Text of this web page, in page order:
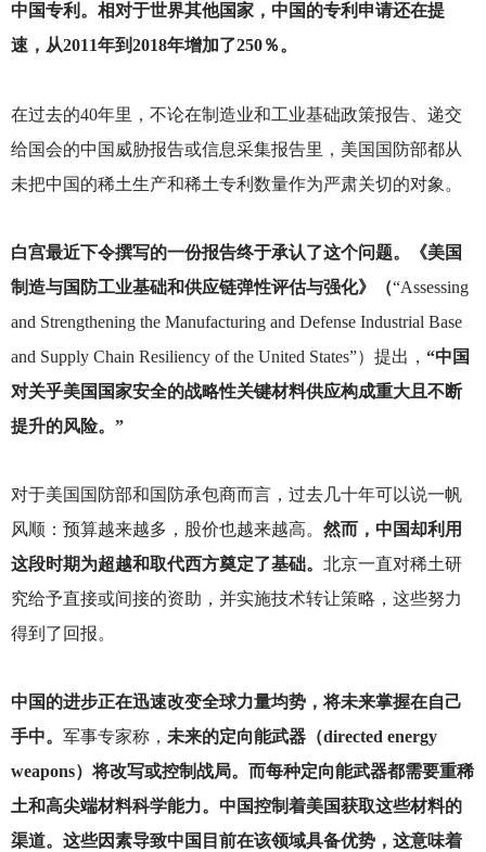
中国专利。相对于世界其他国家，中国的专利申请还在提
速，从2011年到2018年增加了250％。
在过去的40年里，不论在制造业和工业基础政策报告、递交
给国会的中国威胁报告或信息采集报告里，美国国防部都从
未把中国的稀土生产和稀土专利数量作为严肃关切的对象。
白宫最近下令撰写的一份报告终于承认了这个问题。《美国
制造与国防工业基础和供应链弹性评估与强化》（“Assessing
and Strengthening the Manufacturing and Defense Industrial Base
and Supply Chain Resiliency of the United States”）提出， “中国
对关乎美国国家安全的战略性关键材料供应构成重大且不断
提升的风险。”
对于美国国防部和国防承包商而言，过去几十年可以说一帆
风顺：预算越来越多，股价也越来越高。 然而，中国却利用
这段时期为超越和取代西方奠定了基础。 北京一直对稀土研
究给予直接或间接的资助，并实施技术转让策略，这些努力
得到了回报。
中国的进步正在迅速改变全球力量均势，将未来掌握在自己
手中。 军事专家称， 未来的定向能武器（directed energy
weapons）将改写或控制战局。而每种定向能武器都需要重稀
土和高尖端材料科学能力。中国控制着美国获取这些材料的
渠道。这些因素导致中国目前在该领域具备优势，这意味着